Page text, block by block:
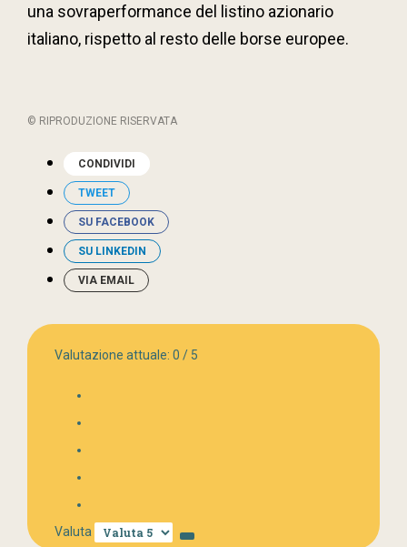
una sovraperformance del listino azionario
italiano, rispetto al resto delle borse europee.
© RIPRODUZIONE RISERVATA
CONDIVIDI
TWEET
SU FACEBOOK
SU LINKEDIN
VIA EMAIL
Valutazione attuale: 0 / 5
Valuta